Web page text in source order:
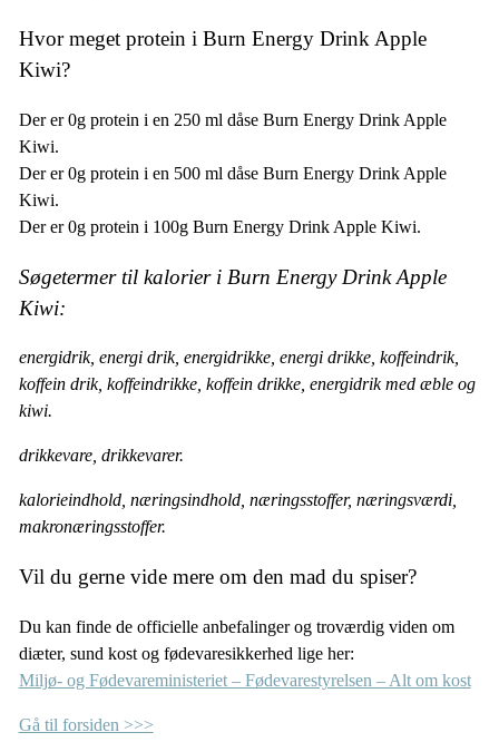
Hvor meget protein i Burn Energy Drink Apple
Kiwi?
Der er 0g protein i en 250 ml dåse Burn Energy Drink Apple
Kiwi.
Der er 0g protein i en 500 ml dåse Burn Energy Drink Apple
Kiwi.
Der er 0g protein i 100g Burn Energy Drink Apple Kiwi.
Søgetermer til kalorier i Burn Energy Drink Apple
Kiwi:
energidrik, energi drik, energidrikke, energi drikke, koffeindrik,
koffein drik, koffeindrikke, koffein drikke, energidrik med æble og
kiwi.
drikkevare, drikkevarer.
kalorieindhold, næringsindhold, næringsstoffer, næringsværdi,
makronæringsstoffer.
Vil du gerne vide mere om den mad du spiser?
Du kan finde de officielle anbefalinger og troværdig viden om
diæter, sund kost og fødevaresikkerhed lige her:
Miljø- og Fødevareministeriet – Fødevarestyrelsen – Alt om kost
Gå til forsiden >>>